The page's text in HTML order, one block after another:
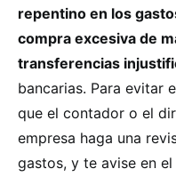
repentino en los
compra excesiva de
transferencias
bancarias. Para evitar
que el contador o el
empresa haga una
gastos, y te avise en